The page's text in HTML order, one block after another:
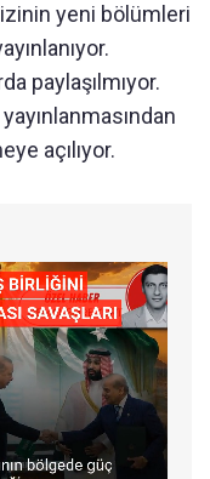
yeni bölümleri
paylaşılmıyor.
açılıyor.